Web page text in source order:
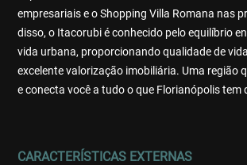
empresariais e o Shopping Villa Romana nas
disso, o Itacorubi é conhecido pelo equilíbrio
vida urbana, proporcionando qualidade de
excelente valorização imobiliária. Uma região
e conecta você a tudo o que Florianópolis tem
CARACTERÍSTICAS EXTERNAS